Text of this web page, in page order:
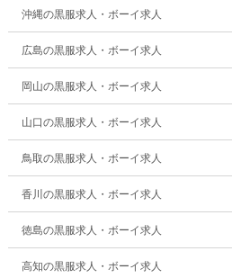
沖縄の黒服求人・ボーイ求人
広島の黒服求人・ボーイ求人
岡山の黒服求人・ボーイ求人
山口の黒服求人・ボーイ求人
鳥取の黒服求人・ボーイ求人
香川の黒服求人・ボーイ求人
徳島の黒服求人・ボーイ求人
高知の黒服求人・ボーイ求人